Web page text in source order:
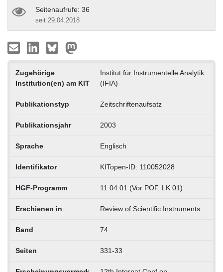
Seitenaufrufe: 36
seit 29.04.2018
Zugehörige
Institution(en) am KIT
Institut für Instrumentelle Analytik
(IFIA)
Publikationstyp Zeitschriftenaufsatz
Publikationsjahr 2003
Sprache Englisch
Identifikator KITopen-ID: 110052028
HGF-Programm 11.04.01 (Vor POF, LK 01)
Erschienen in Review of Scientific Instruments
Band 74
Seiten 331-33